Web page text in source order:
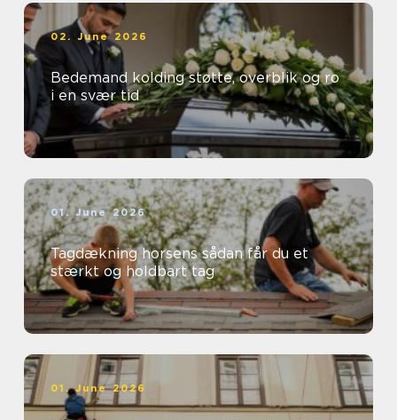
02. June 2026
Bedemand kolding støtte, overblik og ro
i en svær tid
01. June 2026
Tagdækning horsens sådan får du et
stærkt og holdbart tag
01. June 2026